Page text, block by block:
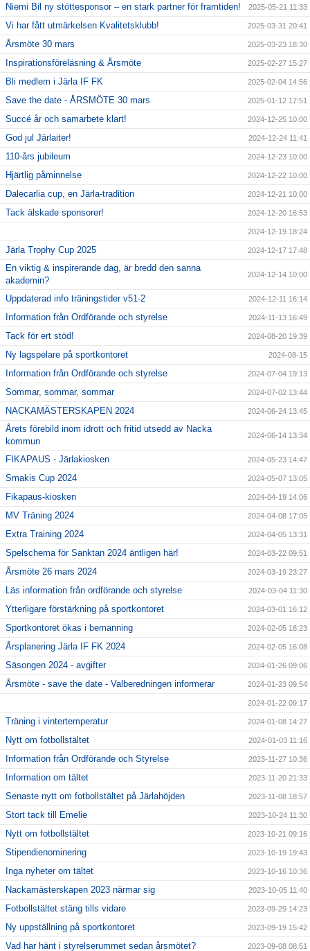
Niemi Bil ny stöttesponsor – en stark partner för framtiden! 2025-05-21 11:33
Vi har fått utmärkelsen Kvalitetsklubb! 2025-03-31 20:41
Årsmöte 30 mars 2025-03-23 18:30
Inspirationsföreläsning & Årsmöte 2025-02-27 15:27
Bli medlem i Järla IF FK 2025-02-04 14:56
Save the date - ÅRSMÖTE 30 mars 2025-01-12 17:51
Succé år och samarbete klart! 2024-12-25 10:00
God jul Järlaiter! 2024-12-24 11:41
110-års jubileum 2024-12-23 10:00
Hjärtlig påminnelse 2024-12-22 10:00
Dalecarlia cup, en Järla-tradition 2024-12-21 10:00
Tack älskade sponsorer! 2024-12-20 16:53
2024-12-19 18:24
Järla Trophy Cup 2025 2024-12-17 17:48
En viktig & inspirerande dag, är bredd den sanna
akademin?
2024-12-14 10:00
Uppdaterad info träningstider v51-2 2024-12-11 16:14
Information från Ordförande och styrelse 2024-11-13 16:49
Tack för ert stöd! 2024-08-20 19:39
Ny lagspelare på sportkontoret 2024-08-15
Information från Ordförande och styrelse 2024-07-04 19:13
Sommar, sommar, sommar 2024-07-02 13:44
NACKAMÄSTERSKAPEN 2024 2024-06-24 13:45
Årets förebild inom idrott och fritid utsedd av Nacka
kommun
2024-06-14 13:34
FIKAPAUS - Järlakiosken 2024-05-23 14:47
Smakis Cup 2024 2024-05-07 13:05
Fikapaus-kiosken 2024-04-19 14:06
MV Träning 2024 2024-04-08 17:05
Extra Training 2024 2024-04-05 13:31
Spelschema för Sanktan 2024 äntligen här! 2024-03-22 09:51
Årsmöte 26 mars 2024 2024-03-19 23:27
Läs information från ordförande och styrelse 2024-03-04 11:30
Ytterligare förstärkning på sportkontoret 2024-03-01 16:12
Sportkontoret ökas i bemanning 2024-02-05 18:23
Årsplanering Järla IF FK 2024 2024-02-05 16:08
Säsongen 2024 - avgifter 2024-01-26 09:06
Årsmöte - save the date - Valberedningen informerar 2024-01-23 09:54
2024-01-22 09:17
Träning i vintertemperatur 2024-01-08 14:27
Nytt om fotbollstältet 2024-01-03 11:16
Information från Ordförande och Styrelse 2023-11-27 10:36
Information om tältet 2023-11-20 21:33
Senaste nytt om fotbollstältet på Järlahöjden 2023-11-08 18:57
Stort tack till Emelie 2023-10-24 11:30
Nytt om fotbollstältet 2023-10-21 09:16
Stipendienominering 2023-10-19 19:43
Inga nyheter om tältet 2023-10-16 10:36
Nackamästerskapen 2023 närmar sig 2023-10-05 11:40
Fotbollstältet stäng tills vidare 2023-09-29 14:23
Ny uppställning på sportkontoret 2023-09-19 15:42
Vad har hänt i styrelserummet sedan årsmötet? 2023-09-08 08:51